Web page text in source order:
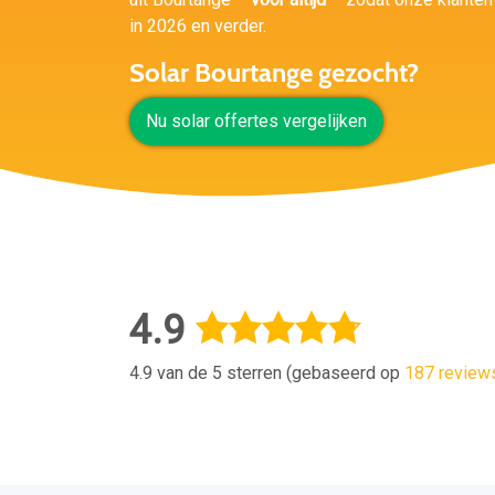
in 2026 en verder.
Solar Bourtange gezocht?
Nu solar offertes vergelijken
4.9
4.9 van de 5 sterren (gebaseerd op 187